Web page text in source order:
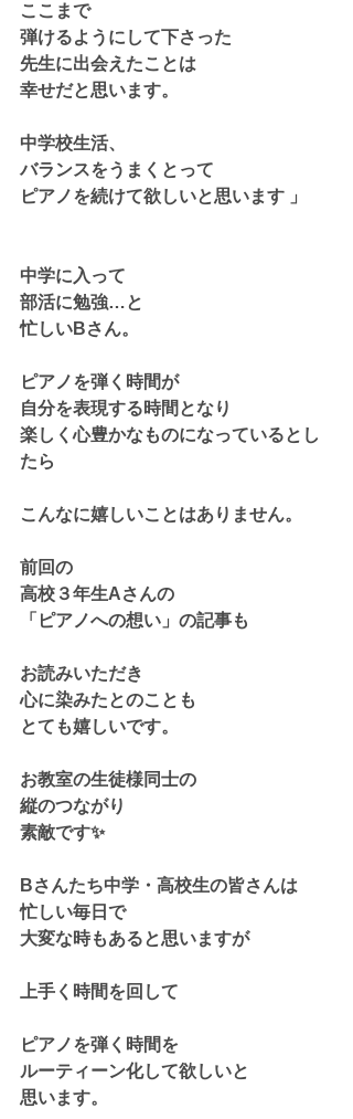
ここまで
弾けるようにして下さった
先生に出会えたことは
幸せだと思います。
中学校生活、
バランスをうまくとって
ピアノを続けて欲しいと思います 」
中学に入って
部活に勉強…と
忙しいBさん。
ピアノを弾く時間が
自分を表現する時間となり
楽しく心豊かなものになっているとし
たら
こんなに嬉しいことはありません。
前回の
高校３年生Aさんの
「ピアノへの想い」の記事も
お読みいただき
心に染みたとのことも
とても嬉しいです。
お教室の生徒様同士の
縦のつながり
素敵です✨
Bさんたち中学・高校生の皆さんは
忙しい毎日で
大変な時もあると思いますが
上手く時間を回して
ピアノを弾く時間を
ルーティーン化して欲しいと
思います。